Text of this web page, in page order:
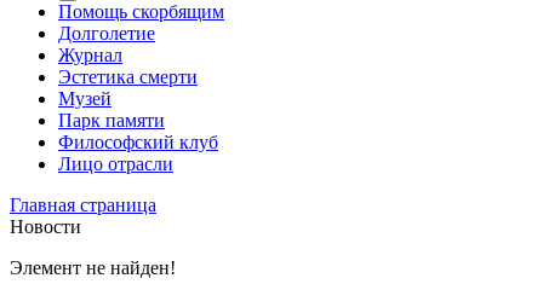
Помощь скорбящим
Долголетие
Журнал
Эстетика смерти
Музей
Парк памяти
Философский клуб
Лицо отрасли
Главная страница
Новости
Элемент не найден!